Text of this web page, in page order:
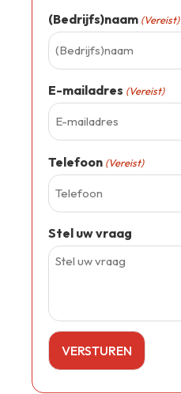
(Bedrijfs)naam (Vereist)
E-mailadres (Vereist)
Telefoon (Vereist)
Stel uw vraag